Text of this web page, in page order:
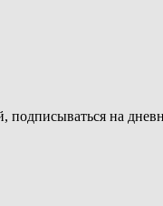
подписываться на